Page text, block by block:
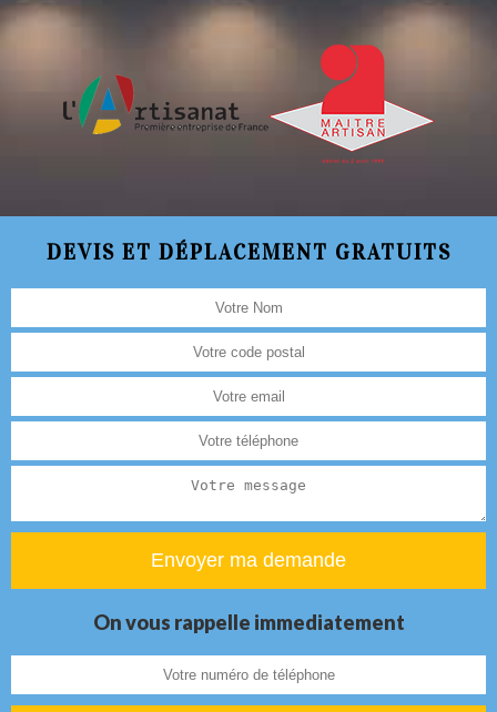
DEVIS ET DÉPLACEMENT GRATUITS
On vous rappelle immediatement